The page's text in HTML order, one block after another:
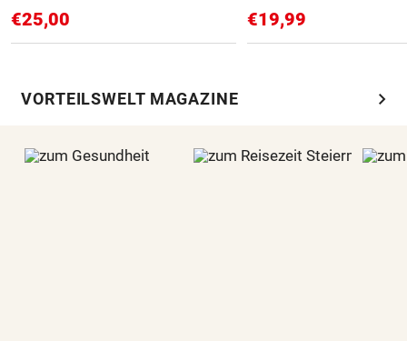
€25,00 €19,99
VORTEILSWELT MAGAZINE chevron_right